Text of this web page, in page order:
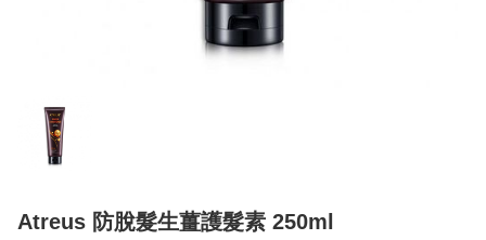
Atreus 防脫髮生薑護髮素 250ml